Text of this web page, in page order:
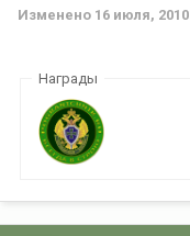
Изменено 16 июля, 2010
Награды